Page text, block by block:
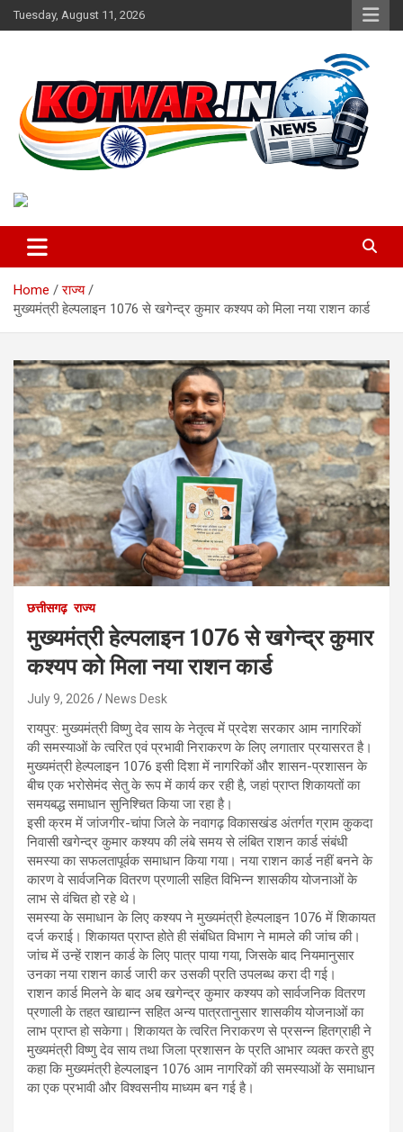
Skip
to
Tuesday, August 11, 2026
kotwar.in
Home
राज्य
मुख्यमंत्री हेल्पलाइन 1076 से खगेन्द्र कुमार कश्यप को मिला नया राशन कार्ड
छत्तीसगढ़ राज्य
मुख्यमंत्री हेल्पलाइन 1076 से खगेन्द्र कुमार
कश्यप को मिला नया राशन कार्ड
July 9, 2026 News Desk
रायपुर: मुख्यमंत्री विष्णु देव साय के नेतृत्व में प्रदेश सरकार आम नागरिकों
की समस्याओं के त्वरित एवं प्रभावी निराकरण के लिए लगातार प्रयासरत है।
मुख्यमंत्री हेल्पलाइन 1076 इसी दिशा में नागरिकों और शासन-प्रशासन के
बीच एक भरोसेमंद सेतु के रूप में कार्य कर रही है, जहां प्राप्त शिकायतों का
समयबद्ध समाधान सुनिश्चित किया जा रहा है।
इसी क्रम में जांजगीर-चांपा जिले के नवागढ़ विकासखंड अंतर्गत ग्राम कुकदा
निवासी खगेन्द्र कुमार कश्यप की लंबे समय से लंबित राशन कार्ड संबंधी
समस्या का सफलतापूर्वक समाधान किया गया। नया राशन कार्ड नहीं बनने के
कारण वे सार्वजनिक वितरण प्रणाली सहित विभिन्न शासकीय योजनाओं के
लाभ से वंचित हो रहे थे।
समस्या के समाधान के लिए कश्यप ने मुख्यमंत्री हेल्पलाइन 1076 में शिकायत
दर्ज कराई। शिकायत प्राप्त होते ही संबंधित विभाग ने मामले की जांच की।
जांच में उन्हें राशन कार्ड के लिए पात्र पाया गया, जिसके बाद नियमानुसार
उनका नया राशन कार्ड जारी कर उसकी प्रति उपलब्ध करा दी गई।
राशन कार्ड मिलने के बाद अब खगेन्द्र कुमार कश्यप को सार्वजनिक वितरण
प्रणाली के तहत खाद्यान्न सहित अन्य पात्रतानुसार शासकीय योजनाओं का
लाभ प्राप्त हो सकेगा। शिकायत के त्वरित निराकरण से प्रसन्न हितग्राही ने
मुख्यमंत्री विष्णु देव साय तथा जिला प्रशासन के प्रति आभार व्यक्त करते हुए
कहा कि मुख्यमंत्री हेल्पलाइन 1076 आम नागरिकों की समस्याओं के समाधान
का एक प्रभावी और विश्वसनीय माध्यम बन गई है।